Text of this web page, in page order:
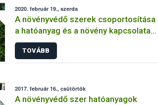
2020. február 19., szerda
A növényvédő szerek csoportosítása
a hatóanyag és a növény kapcsolata
szerint
TOVÁBB
2017. február 16., csütörtök
A növényvédő szer hatóanyagok